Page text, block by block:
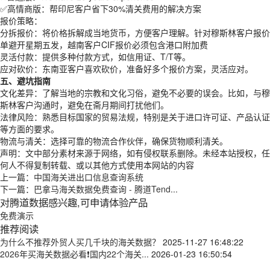
✅高情商版：帮印尼客户省下30%清关费用的解决方案
报价策略：
分拆报价：将价格拆解成当地货币，方便客户理解。针对穆斯林客户报价
单避开星期五发，越南客户CIF报价必须包含港口附加费
灵活付款：提供多种付款方式，如信用证、T/T等。
应对砍价：东南亚客户喜欢砍价，准备好多个报价方案，灵活应对。
五、避坑指南
文化差异：了解当地的宗教和文化习俗，避免不必要的误会。比如，与穆
斯林客户沟通时，避免在斋月期间打扰他们。
法律风险：熟悉目标国家的贸易法规，特别是关于进口许可证、产品认证
等方面的要求。
物流与清关：选择可靠的物流合作伙伴，确保货物顺利清关。
声明：文中部分素材来源于网络，如有侵权联系删除。未经本站授权，任
何人不得复制转载、或以其他方式使用本网站的内容
上一篇： 中国海关进出口信息查询系统
下一篇： 巴拿马海关数据免费查询 - 腾道Tend...
对腾道数据感兴趣,可申请体验产品
免费演示
推荐阅读
为什么不推荐外贸人买几千块的海关数据？ 2025-11-27 16:48:22
2026年买海关数据必看❗国内22个海关... 2026-01-23 16:50:54